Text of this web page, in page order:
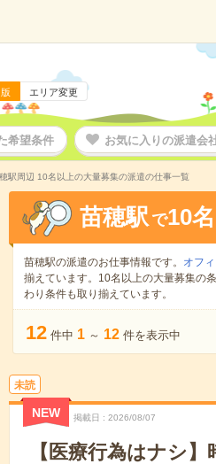
エリア変更
希望条件 お気に入りの派遣会
駅周辺 10名以上の大量募集の派遣の仕事一覧
苗穂駅 で10
苗穂駅の派遣のお仕事情報です。 オフ
揃えています。10名以上の大量募集の条
わり条件も取り揃えています。
12 件中 1 ～ 12 件を表示中
未読
NEW 掲載日 2026/08/07
【医療行為はナシ